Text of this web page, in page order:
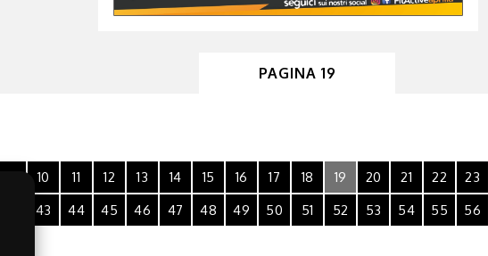
PAGINA 19
10 11 12 13 14 15 16 17 18 19 20 21 22 23
43 44 45 46 47 48 49 50 51 52 53 54 55 56